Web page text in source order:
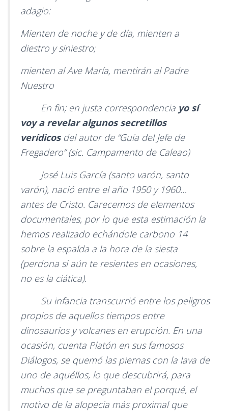
adagio:
Mienten de noche y de día, mienten a
diestro y siniestro;
mienten al Ave María, mentirán al Padre
Nuestro
En fin; en justa correspondencia yo sí
voy a revelar algunos secretillos
verídicosdel autor de “Guía del Jefe de
Fregadero” (sic. Campamento de Caleao)
José Luis García (santo varón, santo
varón), nació entre el año 1950 y 1960…
antes de Cristo. Carecemos de elementos
documentales, por lo que esta estimación la
hemos realizado echándole carbono 14
sobre la espalda a la hora de la siesta
(perdona si aún te resientes en ocasiones,
no es la ciática).
Su infancia transcurrió entre los peligros
propios de aquellos tiempos entre
dinosaurios y volcanes en erupción. En una
ocasión, cuenta Platón en sus famosos
Diálogos, se quemó las piernas con la lava de
uno de aquéllos, lo que descubrirá, para
muchos que se preguntaban el porqué, el
motivo de la alopecia más proximal que